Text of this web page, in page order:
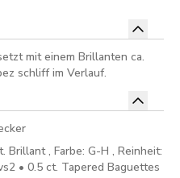
mit einem Brillanten ca.
schliff im Verlauf.
Brillant , Farbe: G-H , Reinheit:
• 0.5 ct. Tapered Baguettes